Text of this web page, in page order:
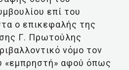
επί του
ο επικεφαλής της
Γ. Πρωτούλης
νόμο τον
«εμπρηστή» αφού όπως